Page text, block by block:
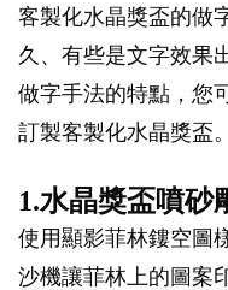
客製化水晶獎盃的做
久、有些是文字效果
做字手法的特點，您
訂製客製化水晶獎盃。
1.水晶獎盃噴砂
使用顯影菲林鏤空圖
沙機讓菲林上的圖案